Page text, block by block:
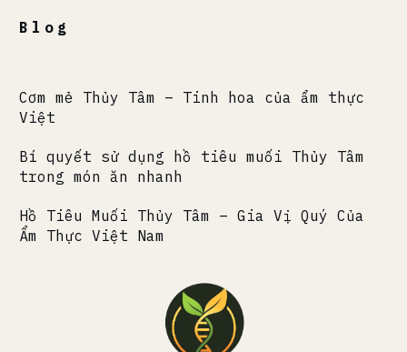
Blog
Cơm mẻ Thủy Tâm – Tinh hoa của ẩm thực
Việt
Bí quyết sử dụng hồ tiêu muối Thủy Tâm
trong món ăn nhanh
Hồ Tiêu Muối Thủy Tâm – Gia Vị Quý Của
Ẩm Thực Việt Nam